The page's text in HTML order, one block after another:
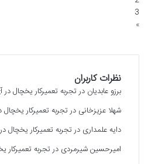
3
»
نظرات کاربران
برزو عابدیان درتجربه تعمیرکار یخچال در
شهلا عزیزخانی درتجربه تعمیرکار
دایه علمداری درتجربه تعمیرکار یخچال
امیرحسین شیرمردی درتجربه تعمیرکار